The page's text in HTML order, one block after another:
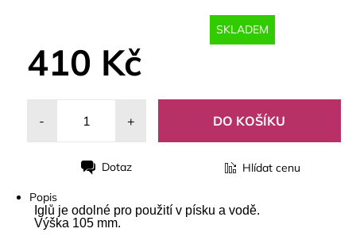
SKLADEM
410 Kč
- +
Dotaz Hlídat cenu
Popis
Iglů je odolné pro použití v písku a vodě.
Výška 105 mm.